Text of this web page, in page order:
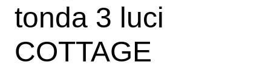
tonda 3 luci
COTTAGE